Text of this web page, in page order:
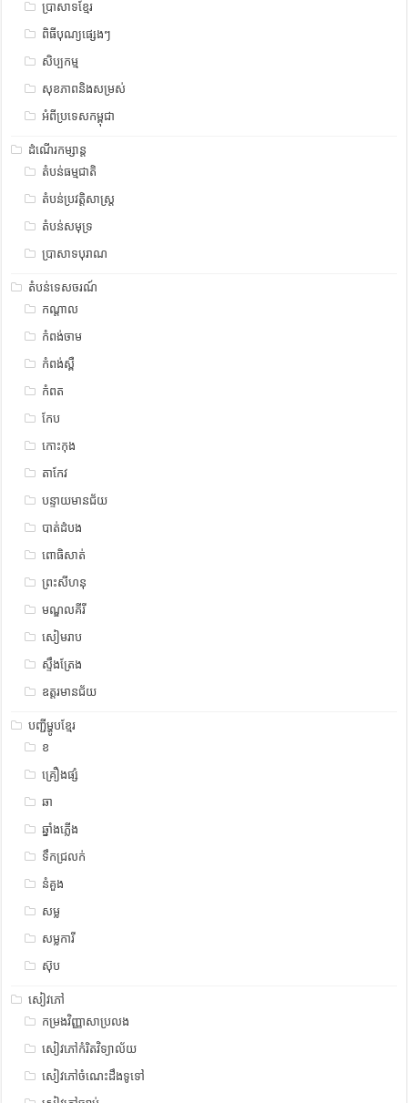
ប្រាសាទខ្មែរ
ពិធីបុណ្យផ្សេងៗ
សិប្បកម្ម
សុខភាពនិងសម្រស់
អំពីប្រទេសកម្ពុជា
ដំណើរកម្សាន្ត
តំបន់ធម្មជាតិ
តំបន់ប្រវត្តិសាស្រ្ត
តំបន់សមុទ្រ
ប្រាសាទបុរាណ
តំបន់ទេសចរណ៍
កណ្តាល
កំពង់ចាម
កំពង់ស្ពឺ
កំពត
កែប
កោះកុង
តាកែវ
បន្ទាយមានជ័យ
បាត់ដំបង
ពោធិសាត់
ព្រះសីហនុ
មណ្ឌលគីរី
សៀមរាប
ស្ទឹង​​ត្រែង
ឧត្ដរមានជ័យ
បញ្ជីម្ហូបខ្មែរ
ខ
គ្រឿងផ្សំ
ឆា
ឆ្នាំងភ្លើង
ទឹកជ្រលក់
នំគួង
សម្ល
សម្លការី
ស៊ុប
សៀវភៅ
កម្រងវិញ្ញាសាប្រលង
សៀវភៅកំរិតវិទ្យាល័យ
សៀវភៅចំណេះដឹងទូទៅ